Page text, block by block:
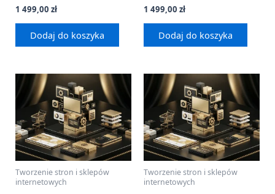
1 499,00 zł
Dodaj do koszyka
1 499,00 zł
Dodaj do koszyka
Tworzenie stron i sklepów
internetowych
Tworzenie stron i sklepów
internetowych